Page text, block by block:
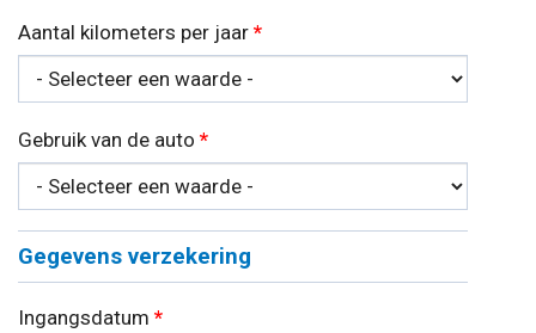
Aantal kilometers per jaar *
Gebruik van de auto *
Gegevens verzekering
Ingangsdatum *